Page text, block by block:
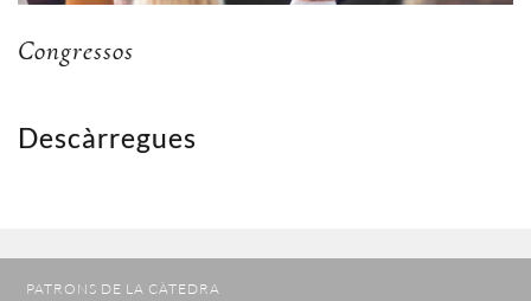
Congressos
Descàrregues
PATRONS DE LA CÀTEDRA